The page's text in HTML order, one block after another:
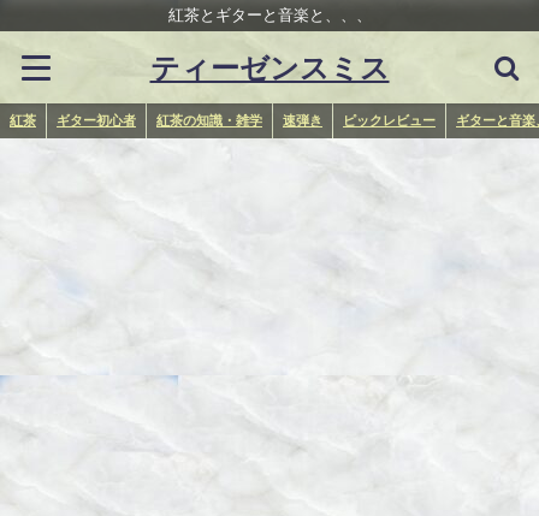
紅茶とギターと音楽と、、、
ティーゼンスミス
紅茶 ギター初心者 紅茶の知識・雑学 速弾き ピックレビュー ギターと音楽